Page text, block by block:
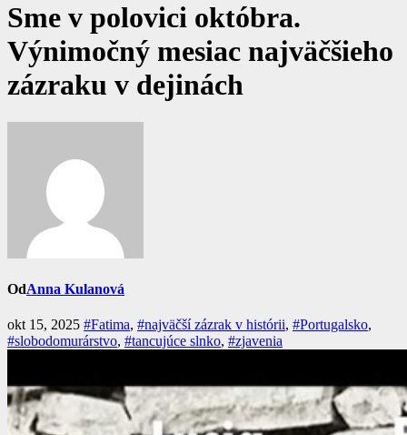
Sme v polovici októbra.
Výnimočný mesiac najväčšieho
zázraku v dejinách
OdAnna Kulanová
okt 15, 2025 #Fatima, #najväčší zázrak v histórii, #Portugalsko,
#slobodomurárstvo, #tancujúce slnko, #zjavenia